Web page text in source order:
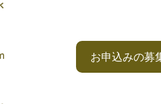
お申込みの募